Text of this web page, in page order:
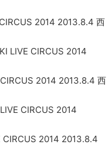
2014 2013.8.4 西
LIVE CIRCUS 2014
2014 2013.8.4 西
CIRCUS 2014
2014 2013.8.4